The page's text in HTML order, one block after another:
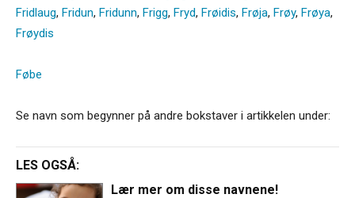
Fridlaug, Fridun, Fridunn, Frigg, Fryd, Frøidis, Frøja, Frøy, Frøya,
Frøydis
Føbe
Se navn som begynner på andre bokstaver i artikkelen under:
LES OGSÅ:
Lær mer om disse navnene!